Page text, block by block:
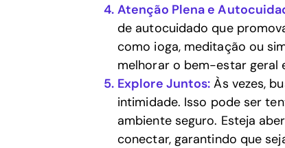
Atenção Plena e
de autocuidado que
como ioga, meditação ou
melhorar o bem-estar geral
Explore Juntos: Às vezes,
intimidade. Isso pode ser
ambiente seguro. Esteja
conectar, garantindo que